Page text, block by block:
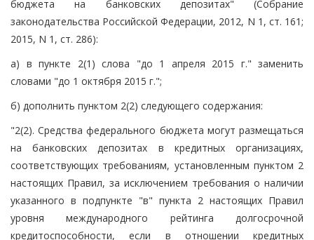
бюджета на банковских депозитах" (Собрание
законодательства Российской Федерации, 2012, N 1, ст. 161;
2015, N 1, ст. 286):
а) в пункте 2(1) слова "до 1 апреля 2015 г." заменить
словами "до 1 октября 2015 г.";
б) дополнить пунктом 2(2) следующего содержания:
"2(2). Средства федерального бюджета могут размещаться
на банковских депозитах в кредитных организациях,
соответствующих требованиям, установленным пунктом 2
настоящих Правил, за исключением требования о наличии
указанного в подпункте "в" пункта 2 настоящих Правил
уровня международного рейтинга долгосрочной
кредитоспособности, если в отношении кредитных